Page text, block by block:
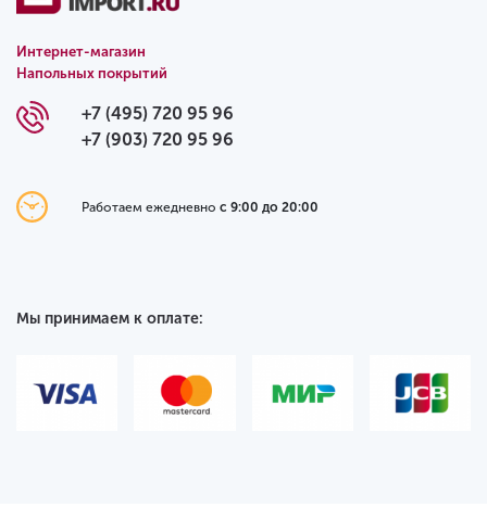
Интернет-магазин
Напольных покрытий
+7 (495) 720 95 96
+7 (903) 720 95 96
Работаем ежедневно с 9:00 до 20:00
Мы принимаем к оплате: